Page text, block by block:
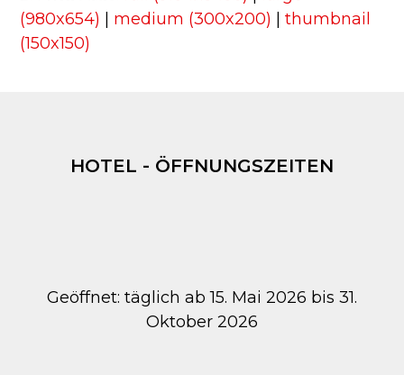
(980x654)
medium (300x200) |thumbnail
(150x150)
HOTEL - ÖFFNUNGSZEITEN
Geöffnet: täglich ab 15. Mai 2026 bis 31.
Oktober 2026